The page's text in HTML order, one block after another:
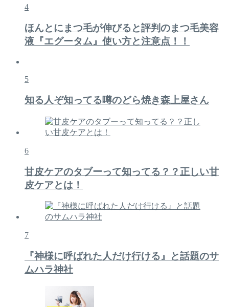
4
ほんとにまつ毛が伸びると評判のまつ毛美容
液『エグータム』使い方と注意点！！
5
知る人ぞ知ってる噂のどら焼き森上屋さん
6
甘皮ケアのタブーって知ってる？？正しい甘
皮ケアとは！
7
『神様に呼ばれた人だけ行ける』と話題のサ
ムハラ神社